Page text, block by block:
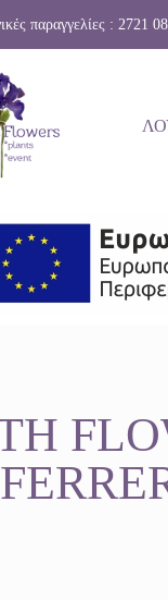
παραγγελίες : 2721